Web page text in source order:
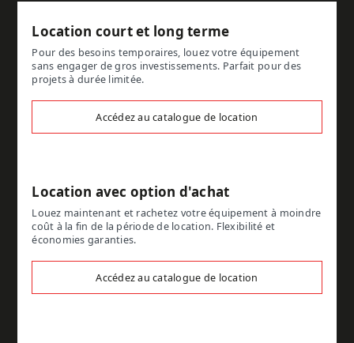
Location court et long terme
Pour des besoins temporaires, louez votre équipement
sans engager de gros investissements. Parfait pour des
projets à durée limitée.
Accédez au catalogue de location
Location avec option d'achat
Louez maintenant et rachetez votre équipement à moindre
coût à la fin de la période de location. Flexibilité et
économies garanties.
Accédez au catalogue de location